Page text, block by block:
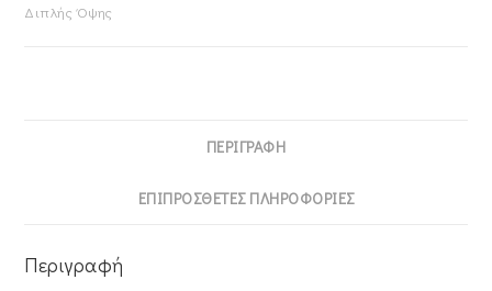
Διπλής Όψης
ΠΕΡΙΓΡΑΦΉ
ΕΠΙΠΡΌΣΘΕΤΕΣ ΠΛΗΡΟΦΟΡΊΕΣ
Περιγραφή